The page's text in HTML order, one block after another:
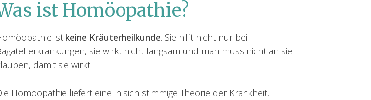
ist Homöopathie?
ist keine Kräuterheilkunde. Sie hilft nicht nur bei
sie wirkt nicht langsam und man muss nicht an sie
damit sie wirkt.
Homöopathie liefert eine in sich stimmige Theorie der Krankheit,